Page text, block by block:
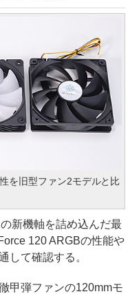
を旧型ファン2モデルと比
新機軸を詰め込んだ最
120 ARGBの性能や
して確認する。
甲弾ファンの120mmモ